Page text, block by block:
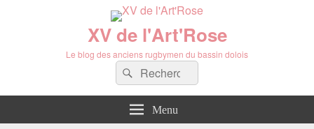
XV de l'Art'Rose
Le blog des anciens rugbymen du bassin dolois
Recherche :
Rechercher
Menu